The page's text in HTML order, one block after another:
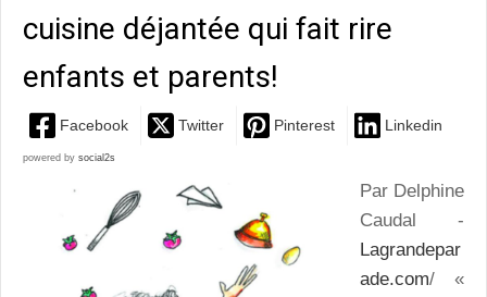
cuisine déjantée qui fait rire
enfants et parents!
Facebook Twitter Pinterest Linkedin
powered by social2s
Par Delphine
Caudal -
Lagrandepar
ade.com/ «